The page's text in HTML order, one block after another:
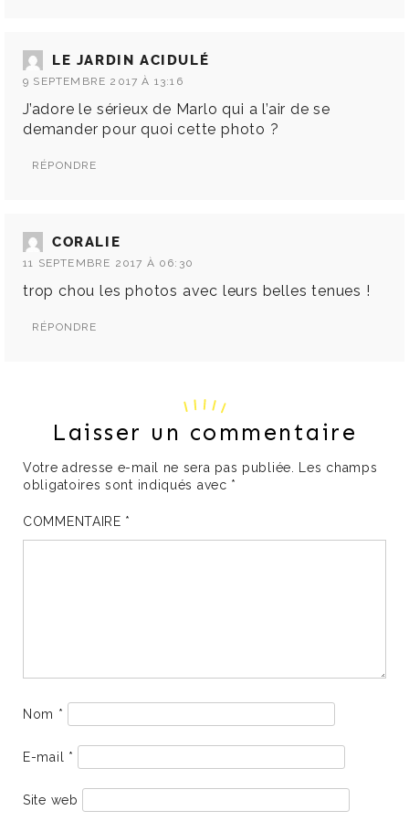
LE JARDIN ACIDULÉ
9 SEPTEMBRE 2017 À 13:16
J’adore le sérieux de Marlo qui a l’air de se
demander pour quoi cette photo ?
RÉPONDRE
CORALIE
11 SEPTEMBRE 2017 À 06:30
trop chou les photos avec leurs belles tenues !
RÉPONDRE
Laisser un commentaire
Votre adresse e-mail ne sera pas publiée. Les champs
obligatoires sont indiqués avec *
COMMENTAIRE *
Nom *
E-mail *
Site web